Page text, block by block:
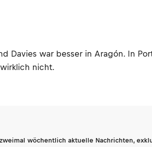
Davies war besser in Aragón. In
nicht.
wöchentlich aktuelle Nachrichten,